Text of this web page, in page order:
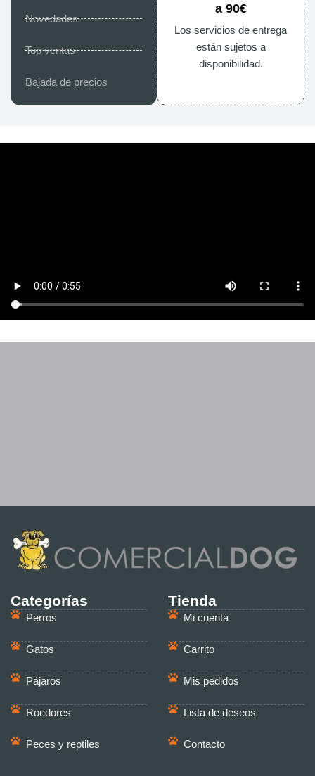
Novedades
Top ventas
Bajada de precios
a 90€
Los servicios de entrega
están sujetos a
disponibilidad.
Categorías
Perros
Gatos
Pájaros
Roedores
Peces y reptiles
Tienda
Mi cuenta
Carrito
Mis pedidos
Lista de deseos
Contacto